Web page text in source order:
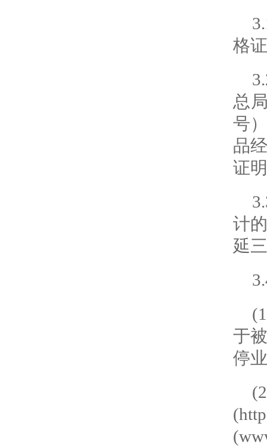
格
总
号
品
证
计
延
(1
于
停
(2
(http
(